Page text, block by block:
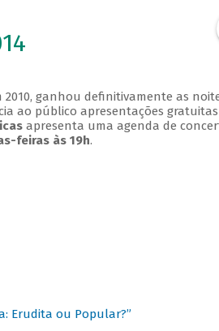
2010, ganhou definitivamente as
ao público apresentações
apresenta uma agenda de
feiras às 19h.
Erudita ou Popular?”